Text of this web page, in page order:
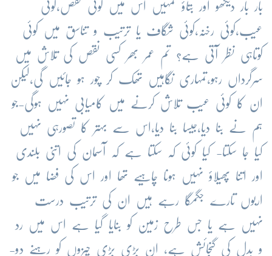
بار بار دیکھو اور بتاؤ تمہیں اس میں کوئی نقص،کوئی
عیب،کوئی رخنہ،کوئی شگاف یا ترتیب و تناسق میں کوئی
کوتاہی نظر آتی ہے؟ تم عمر بھر کسی نقص کی تلاش میں
سرگرداں رہو،تمہاری نگاہیں تھک کر چور ہو جائیں گی،لیکن
ان کا کوئی عیب تلاش کرنے میں کامیابی نہیں ہوگی-جو
ہم نے بنا دیا،جیسا بنا دیا،اس سے بہتر کا تصورہی نہیں
کیا جا سکتا- کیا کوئی کَہ سکتا ہے کہ آسمان کی اتنی بلندی
اور اتنا پھیلاؤ نہیں ہونا چاہیے تھا اور اس کی فضا میں جو
اربوں تارے جگمگا رہے ہیں ان کی ترتیب درست
نہیں ہے یا جس طرح زمین کو بنایا گیا ہے اس میں رد
و بدل کی گنجائش ہے، ان بڑی بڑی چیزوں کو رہنے دو-